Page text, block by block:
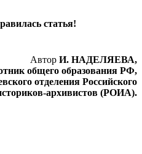
статья!
Автор И. НАДЕЛЯЕВА,
общего образования РФ,
отделения Российского
архивистов (РОИА).